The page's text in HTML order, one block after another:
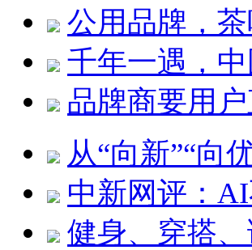
公用品牌，
千年一遇，
品牌商要用
从“向新”“向
中新网评：
健身、穿搭